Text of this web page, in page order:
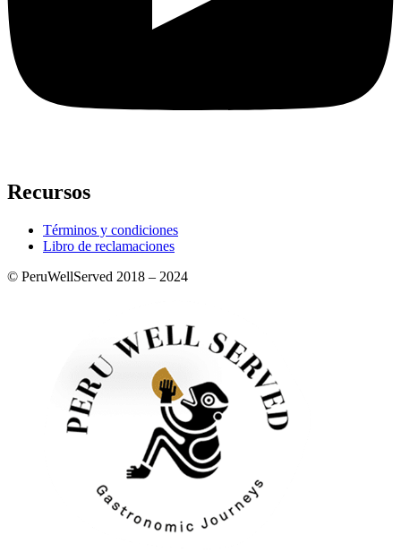
Recursos
Términos y condiciones
Libro de reclamaciones
© PeruWellServed 2018 – 2024